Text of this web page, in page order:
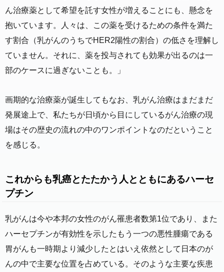
ん治療薬として希望を託す女性が増えることにも、懸念を
抱いています。人々は、この薬を受けるための条件を満た
す割合（乳がんのうちでHER2陽性の割合）の低さを理解し
ていません。それに、薬を投与されても効果が出るのは一
部のケースに過ぎないことも。」
画期的な治療薬が誕生してもなお、乳がん治療はまだまだ
発展途上で、私たちが日頃から目にしているがん治療の現
場はその歴史の流れの中のワンポイントなのだということ
を感じる。
これからも乳癌とたたかう人とともにあるハーセ
プチン
乳がんは今や本邦の女性のがん罹患者数第1位であり、また
ハーセプチンが有効性を示したもう一つの悪性腫瘍である
胃がんも一時期より減少したとはいえ依然として日本のが
んの中で主要な位置を占めている。そのような主要な疾患